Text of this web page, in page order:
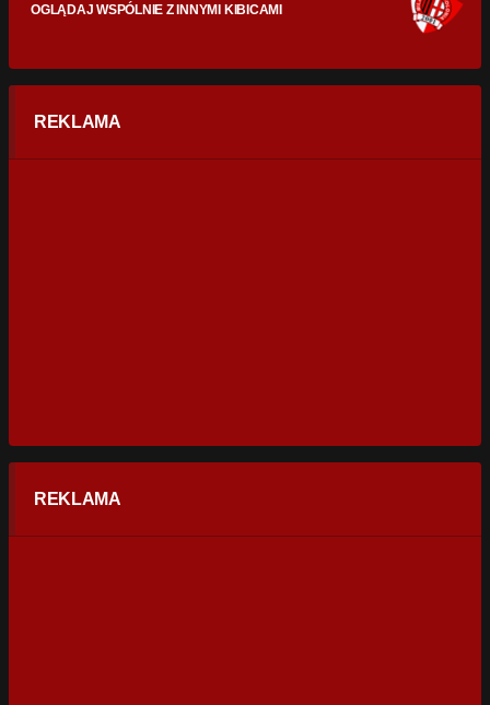
OGLĄDAJ WSPÓLNIE Z INNYMI KIBICAMI
REKLAMA
REKLAMA